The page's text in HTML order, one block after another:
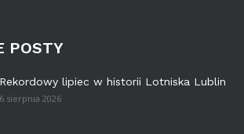
POSTY
Rekordowy lipiec w historii Lotniska Lublin
6 sierpnia 2026